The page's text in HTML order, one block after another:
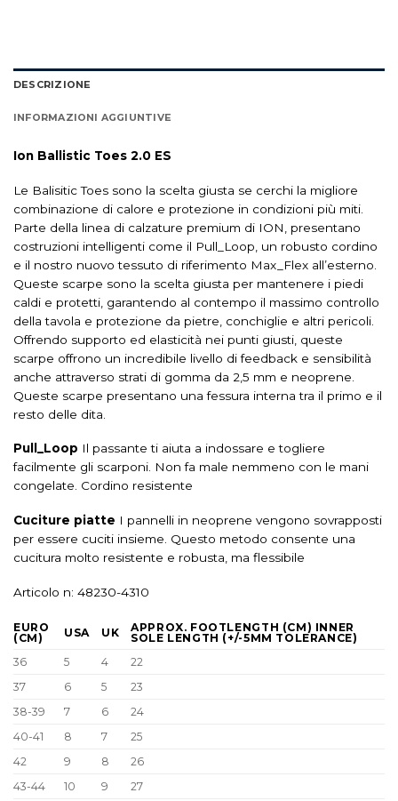
DESCRIZIONE
INFORMAZIONI AGGIUNTIVE
Ion Ballistic Toes 2.0 ES
Le Balisitic Toes sono la scelta giusta se cerchi la migliore
combinazione di calore e protezione in condizioni più miti.
Parte della linea di calzature premium di ION, presentano
costruzioni intelligenti come il Pull_Loop, un robusto cordino
e il nostro nuovo tessuto di riferimento Max_Flex all’esterno.
Queste scarpe sono la scelta giusta per mantenere i piedi
caldi e protetti, garantendo al contempo il massimo controllo
della tavola e protezione da pietre, conchiglie e altri pericoli.
Offrendo supporto ed elasticità nei punti giusti, queste
scarpe offrono un incredibile livello di feedback e sensibilità
anche attraverso strati di gomma da 2,5 mm e neoprene.
Queste scarpe presentano una fessura interna tra il primo e il
resto delle dita.
Pull_Loop Il passante ti aiuta a indossare e togliere
facilmente gli scarponi. Non fa male nemmeno con le mani
congelate. Cordino resistente
Cuciture piatte I pannelli in neoprene vengono sovrapposti
per essere cuciti insieme. Questo metodo consente una
cucitura molto resistente e robusta, ma flessibile
Articolo n: 48230-4310
EURO
(CM)
USA UK
APPROX. FOOTLENGTH (CM) INNER
SOLE LENGTH (+/-5MM TOLERANCE)
36
5 4
22
37
6 5
23
38-39
7 6
24
40-41
8 7
25
42
9 8
26
43-44
10 9 27